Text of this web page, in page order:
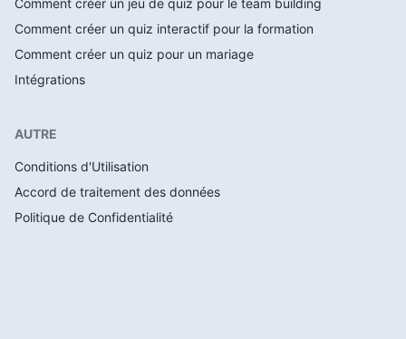
Comment créer un jeu de quiz pour le team building
Comment créer un quiz interactif pour la formation
Comment créer un quiz pour un mariage
Intégrations
AUTRE
Conditions d'Utilisation
Accord de traitement des données
Politique de Confidentialité